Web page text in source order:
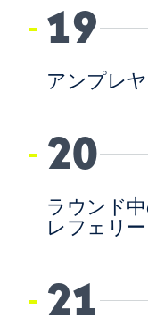
19
アンプレ
20
ラウンド
レフェリ
21